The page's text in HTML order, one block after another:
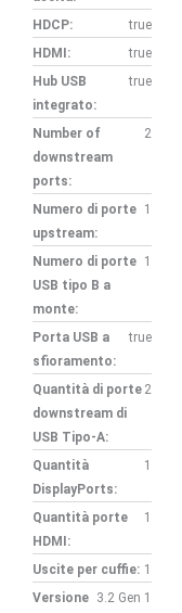
HDCP:
true
HDMI:
true
Hub USB
integrato:
true
Number of
downstream
ports:
2
Numero di porte
upstream:
1
Numero di porte
USB tipo B a
monte:
1
Porta USB a
sfioramento:
true
Quantità di porte
downstream di
USB Tipo-A:
2
Quantità
DisplayPorts:
1
Quantità porte
HDMI:
1
Uscite per cuffie: 1
Versione 3.2 Gen 1